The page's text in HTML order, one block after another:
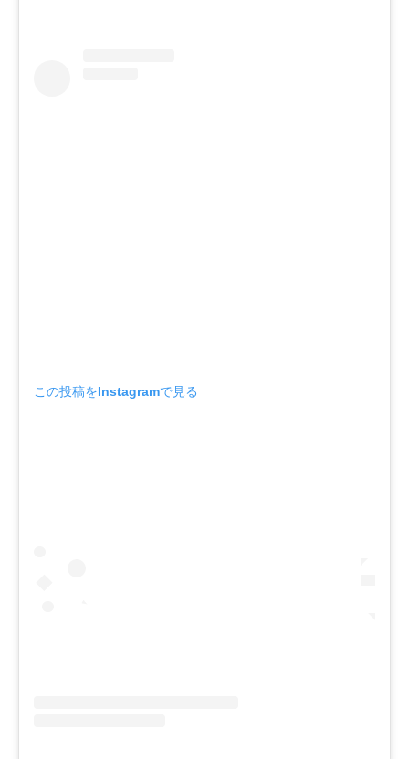
この投稿をInstagramで見る